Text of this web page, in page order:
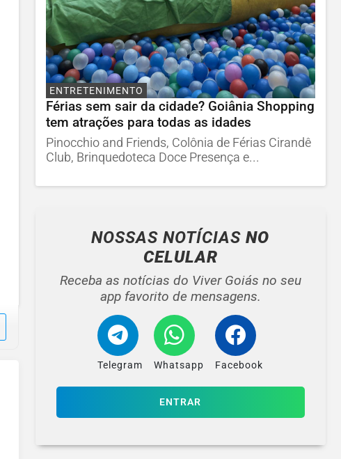
ENTRETENIMENTO
Férias sem sair da cidade? Goiânia Shopping
tem atrações para todas as idades
Pinocchio and Friends, Colônia de Férias Cirandê
Club, Brinquedoteca Doce Presença e...
NOSSAS NOTÍCIASNO
CELULAR
Receba as notícias do Viver Goiás no seu
app favorito de mensagens.
Telegram Whatsapp Facebook
ENTRAR